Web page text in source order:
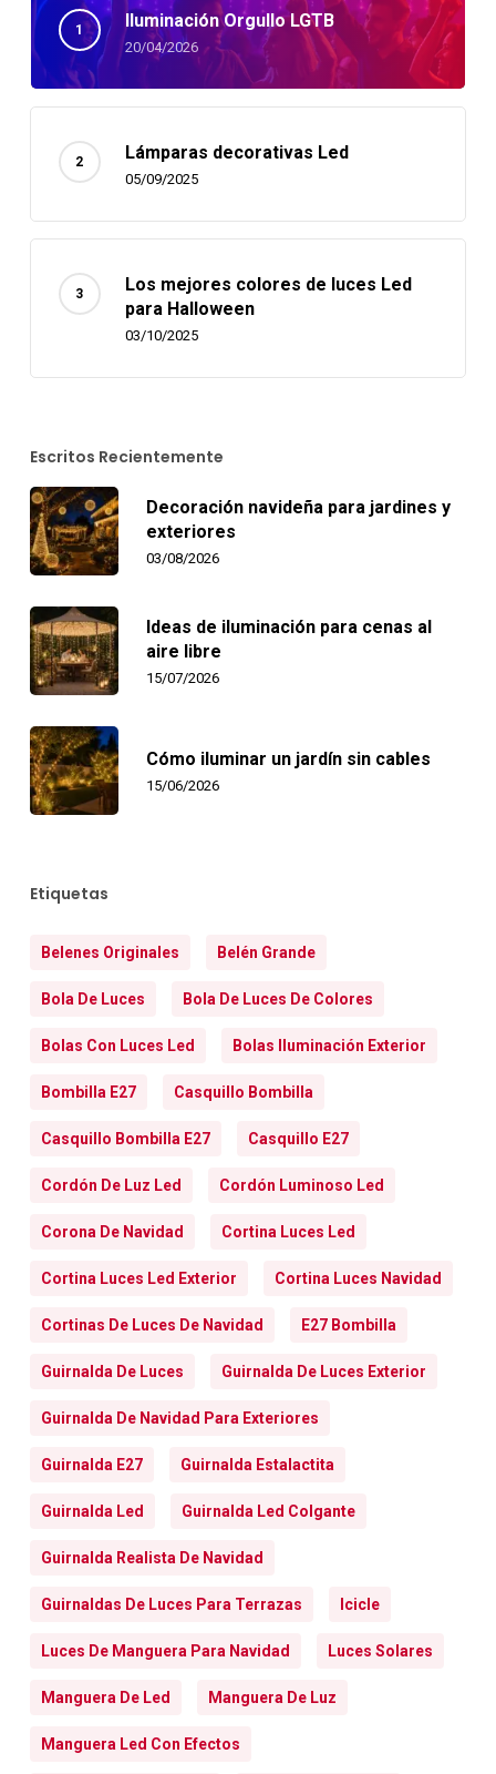
Iluminación Orgullo LGTB
20/04/2026
Lámparas decorativas Led
05/09/2025
Los mejores colores de luces Led
para Halloween
03/10/2025
Escritos Recientemente
Decoración navideña para jardines y
exteriores
03/08/2026
Ideas de iluminación para cenas al
aire libre
15/07/2026
Cómo iluminar un jardín sin cables
15/06/2026
Etiquetas
Belenes Originales Belén Grande
Bola De Luces Bola De Luces De Colores
Bolas Con Luces Led Bolas Iluminación Exterior
Bombilla E27 Casquillo Bombilla
Casquillo Bombilla E27 Casquillo E27
Cordón De Luz Led Cordón Luminoso Led
Corona De Navidad Cortina Luces Led
Cortina Luces Led Exterior Cortina Luces Navidad
Cortinas De Luces De Navidad E27 Bombilla
Guirnalda De Luces Guirnalda De Luces Exterior
Guirnalda De Navidad Para Exteriores
Guirnalda E27 Guirnalda Estalactita
Guirnalda Led Guirnalda Led Colgante
Guirnalda Realista De Navidad
Guirnaldas De Luces Para Terrazas Icicle
Luces De Manguera Para Navidad Luces Solares
Manguera De Led Manguera De Luz
Manguera Led Con Efectos